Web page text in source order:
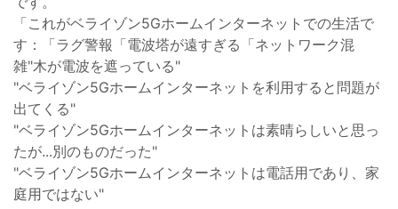
「これがベライゾン5Gホームインターネットでの生活で
す：「ラグ警報「電波塔が遠すぎる「ネットワーク混
雑"木が電波を遮っている"
"ベライゾン5Gホームインターネットを利用すると問題が
出てくる"
"ベライゾン5Gホームインターネットは素晴らしいと思っ
たが...別のものだった"
"ベライゾン5Gホームインターネットは電話用であり、家
庭用ではない"